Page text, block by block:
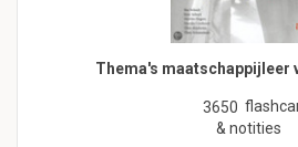
Thema's maatschappijleer
3650
& notities